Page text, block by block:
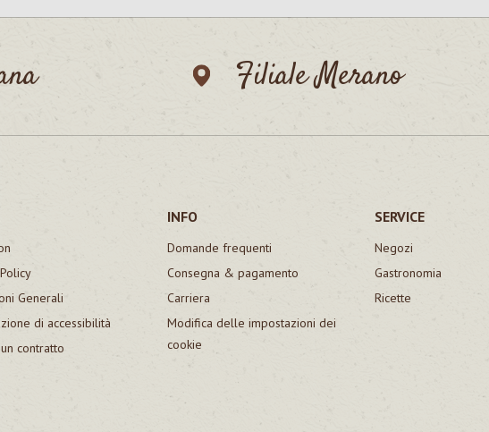
Filiale Merano
Generali
di accessibilità
contratto
INFO
Domande frequenti
Consegna & pagamento
Carriera
Modifica delle impostazioni dei
cookie
SERVICE
Negozi
Gastronomia
Ricette